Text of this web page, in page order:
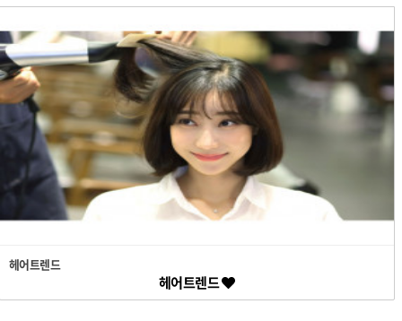
헤어트렌드
헤어트렌드